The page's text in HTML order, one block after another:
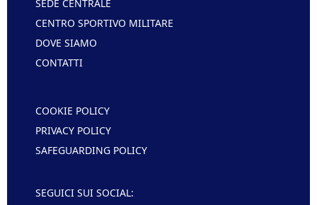
SEDE CENTRALE
CENTRO SPORTIVO MILITARE
DOVE SIAMO
CONTATTI
COOKIE POLICY
PRIVACY POLICY
SAFEGUARDING POLICY
SEGUICI SUI SOCIAL: